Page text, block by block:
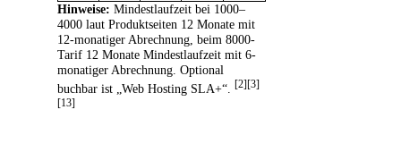
Hinweise: Mindestlaufzeit bei 1000–
4000 laut Produktseiten 12 Monate mit
12-monatiger Abrechnung, beim 8000-
Tarif 12 Monate Mindestlaufzeit mit 6-
monatiger Abrechnung. Optional
buchbar ist „Web Hosting SLA+“.
[2][3]
[13]